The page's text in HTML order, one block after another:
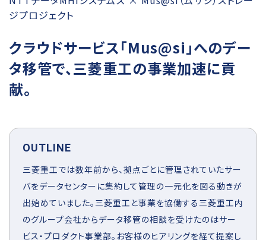
ジプロジェクト
クラウドサービス「Mus@si」へのデー
タ移管で、三菱重工の事業加速に貢
献。
OUTLINE
三菱重工では数年前から、拠点ごとに管理されていたサー
バをデータセンターに集約して管理の一元化を図る動きが
出始めていました。三菱重工と事業を協働する三菱重工内
のグループ会社からデータ移管の相談を受けたのはサー
ビス・プロダクト事業部。お客様のヒアリングを経て提案し